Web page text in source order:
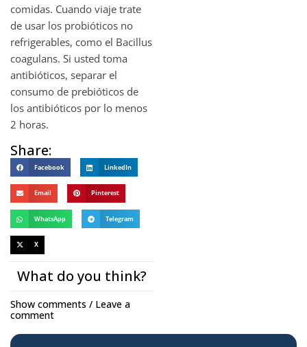
comidas. Cuando viaje trate
de usar los probióticos no
refrigerables, como el Bacillus
coagulans. Si usted toma
antibióticos, separar el
consumo de prebióticos de
los antibióticos por lo menos
2 horas.
Share:
Facebook LinkedIn
Email Pinterest
WhatsApp Telegram
X
What do you think?
Show comments / Leave a
comment